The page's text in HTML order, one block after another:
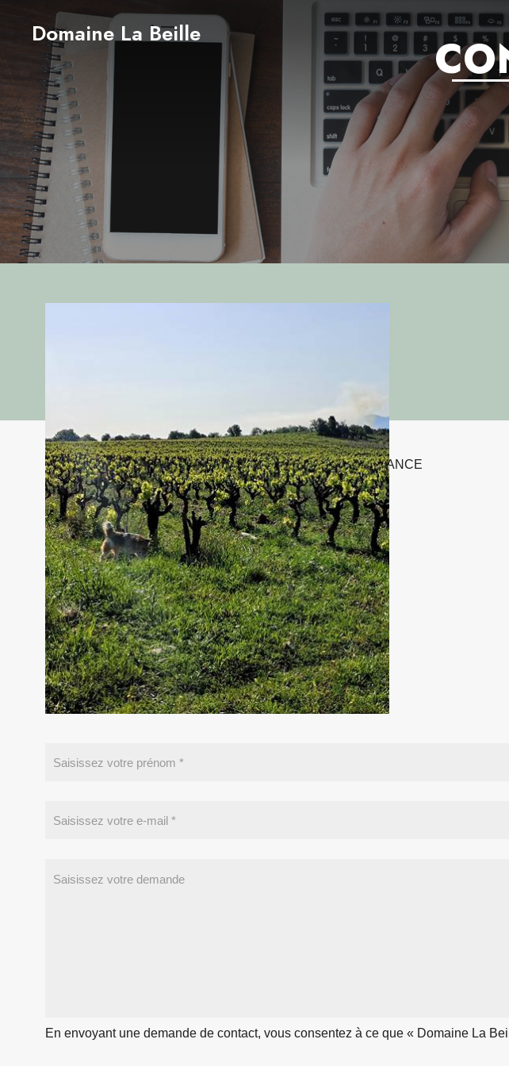
Domaine La Beille
Adresse
18 Rue Saint-Jean, 66550, CORNEILLA LA RIVIERE, FRANCE
Téléphone
+33 6 80 07 25 88
Email
Contacter par email
VOTRE DEMANDE
En envoyant une demande de contact, vous consentez à ce que « Domaine La